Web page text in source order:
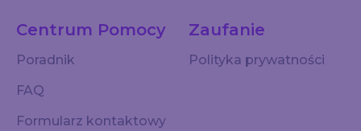
Centrum Pomocy
Poradnik
FAQ
Formularz kontaktowy
Zaufanie
Polityka prywatności